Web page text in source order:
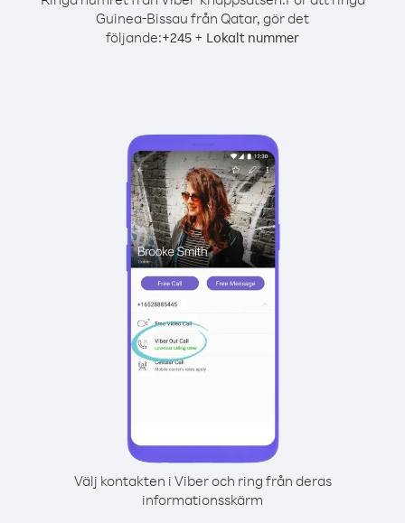
Guinea-Bissau från Qatar, gör det
följande:+245 + Lokalt nummer
Välj kontakten i Viber och ring från deras
informationsskärm